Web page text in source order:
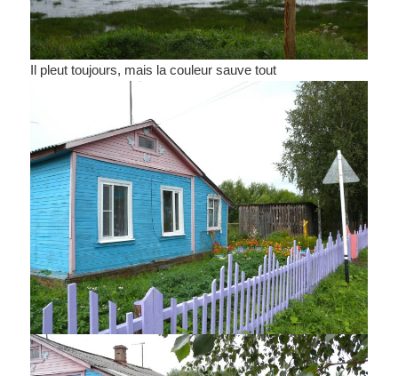
Il pleut toujours, mais la couleur sauve tout